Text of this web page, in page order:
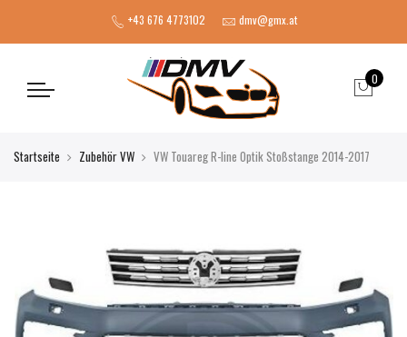
+43 676 4773102 dmv@gmx.at
0
Startseite Zubehör VW VW Touareg R-line Optik Stoßstange 2014-2017